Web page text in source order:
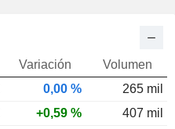
Variación
Volumen
0,00 %
265 mil
+0,59 %
407 mil